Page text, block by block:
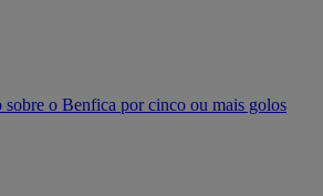
o Benfica por cinco ou mais golos